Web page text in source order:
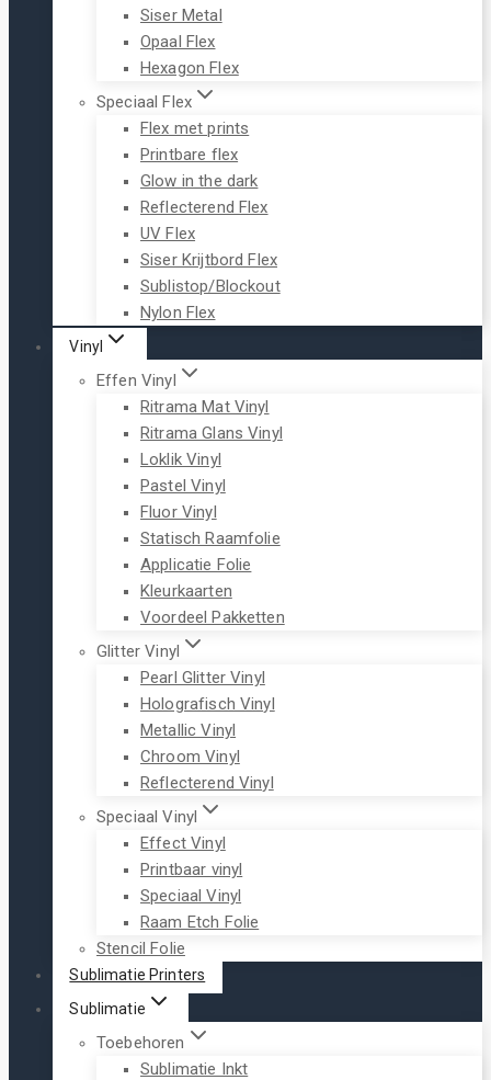
Siser Metal
Opaal Flex
Hexagon Flex
Speciaal Flex
Flex met prints
Printbare flex
Glow in the dark
Reflecterend Flex
UV Flex
Siser Krijtbord Flex
Sublistop/Blockout
Nylon Flex
Vinyl
Effen Vinyl
Ritrama Mat Vinyl
Ritrama Glans Vinyl
Loklik Vinyl
Pastel Vinyl
Fluor Vinyl
Statisch Raamfolie
Applicatie Folie
Kleurkaarten
Voordeel Pakketten
Glitter Vinyl
Pearl Glitter Vinyl
Holografisch Vinyl
Metallic Vinyl
Chroom Vinyl
Reflecterend Vinyl
Speciaal Vinyl
Effect Vinyl
Printbaar vinyl
Speciaal Vinyl
Raam Etch Folie
Stencil Folie
Sublimatie Printers
Sublimatie
Toebehoren
Sublimatie Inkt